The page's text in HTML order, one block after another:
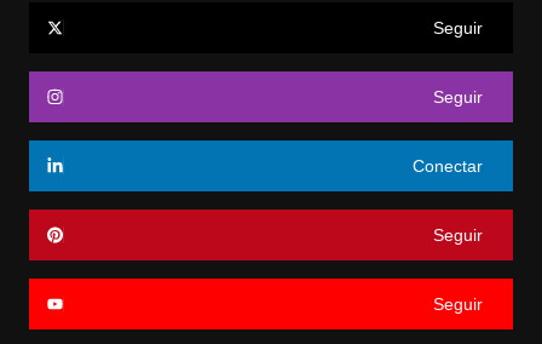
Seguir
Seguir
Conectar
Seguir
Seguir